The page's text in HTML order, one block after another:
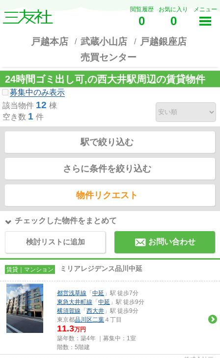
閲覧履歴
0
お気に入り
0
メニュー
戸越本店 武蔵小山店
戸越銀座店
売買センター
24時間ゴミ出し可,の西大井駅周辺の賃貸物件
募集中のみ表示
該当物件 12 棟
空き数 1 件
駅で絞り込む
さらに条件を絞り込む
物件リクエスト
チェックした物件をまとめて
検討リストに追加 お問い合わせ
賃貸｜マンション ミリアレジデンス品川中延
都営浅草線 「 中延 」駅 徒歩7分
東急大井町線 「 中延 」駅 徒歩9分
横須賀線 「 西大井 」駅 徒歩9分
東京都品川区二葉 ４丁目
11.3万円
築年数：築4年 ｜募集中： 1室
階数：5階建